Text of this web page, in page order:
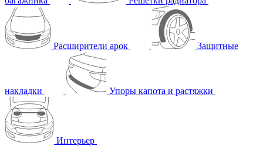
Расширители арок Защитные
накладки Упоры капота и растяжки
Интерьер